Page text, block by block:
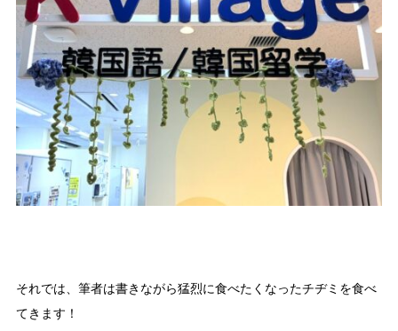
それでは、筆者は書きながら猛烈に食べたくなったチヂミを食べ
てきます！